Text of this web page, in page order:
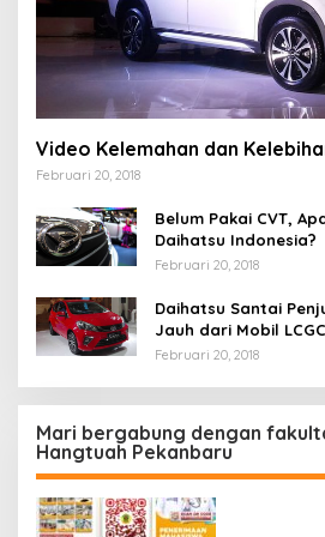
Video Kelemahan dan
Februari 20, 2018
Belum Pakai CVT,
Daihatsu Indonesia?
Februari 20, 2018
Daihatsu Santai
Jauh dari Mobil LCGC
Februari 20, 2018
Mari bergabung dengan
Hangtuah Pekanbaru